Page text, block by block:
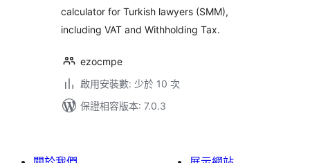
calculator for Turkish lawyers (SMM),
including VAT and Withholding Tax.
ezocmpe
啟用安裝數: 少於 10 次
保證相容版本: 7.0.3